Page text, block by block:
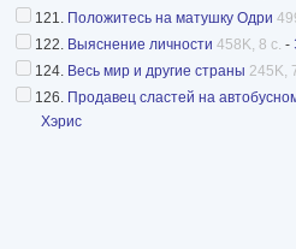
121. Положитесь на матушку Одри
122. Выяснение личности 458K, 8 с. -
124. Весь мир и другие страны 245K,
126. Продавец сластей на
Хэрис